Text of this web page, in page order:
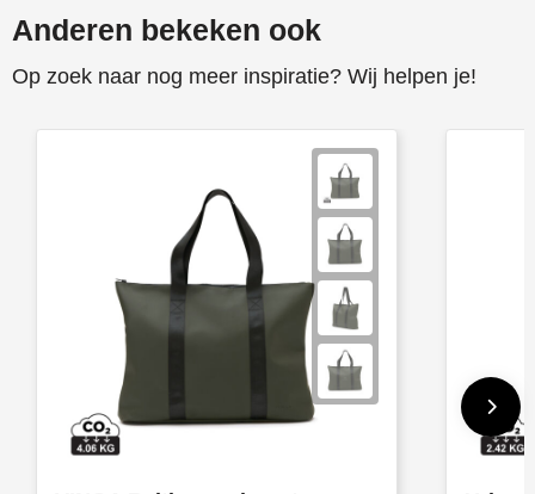
Anderen bekeken ook
Op zoek naar nog meer inspiratie? Wij helpen je!